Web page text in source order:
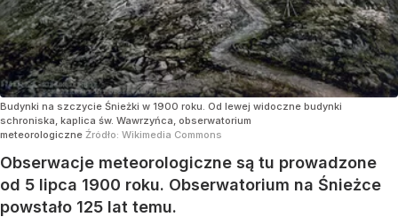
Budynki na szczycie Śnieżki w 1900 roku. Od lewej widoczne budynki
schroniska, kaplica św. Wawrzyńca, obserwatorium
meteorologiczne Źródło: Wikimedia Commons
Obserwacje meteorologiczne są tu prowadzone
od 5 lipca 1900 roku. Obserwatorium na Śnieżce
powstało 125 lat temu.